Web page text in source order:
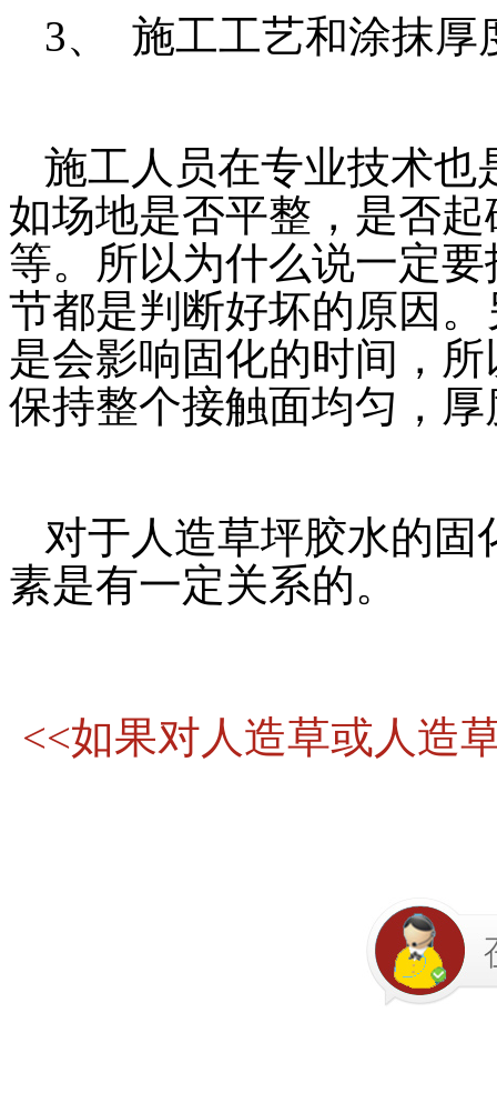
3、 施工工艺和涂抹厚
施工人员在专业技术也
如场地是否平整，是否
等。所以为什么说一定
节都是判断好坏的原因
是会影响固化的时间，
保持整个接触面均匀，
对于人造草坪胶水的
素是有一定关系的。
<<如果对人造草或人造